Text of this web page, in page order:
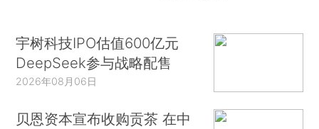
宇树科技IPO估值600亿元
DeepSeek参与战略配售
2026年08月06日
贝恩资本宣布收购贡茶 在中